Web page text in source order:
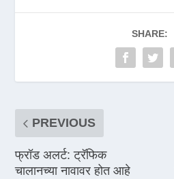
SHARE:
PREVIOUS
फ्रॉड अलर्ट: ट्रॅफिक
चालानच्या नावावर होत आहे